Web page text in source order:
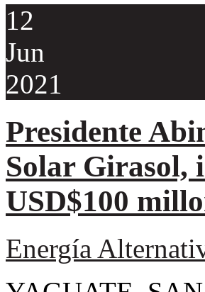
12
Jun
2021
Presidente
Solar Girasol,
USD$100
Energía